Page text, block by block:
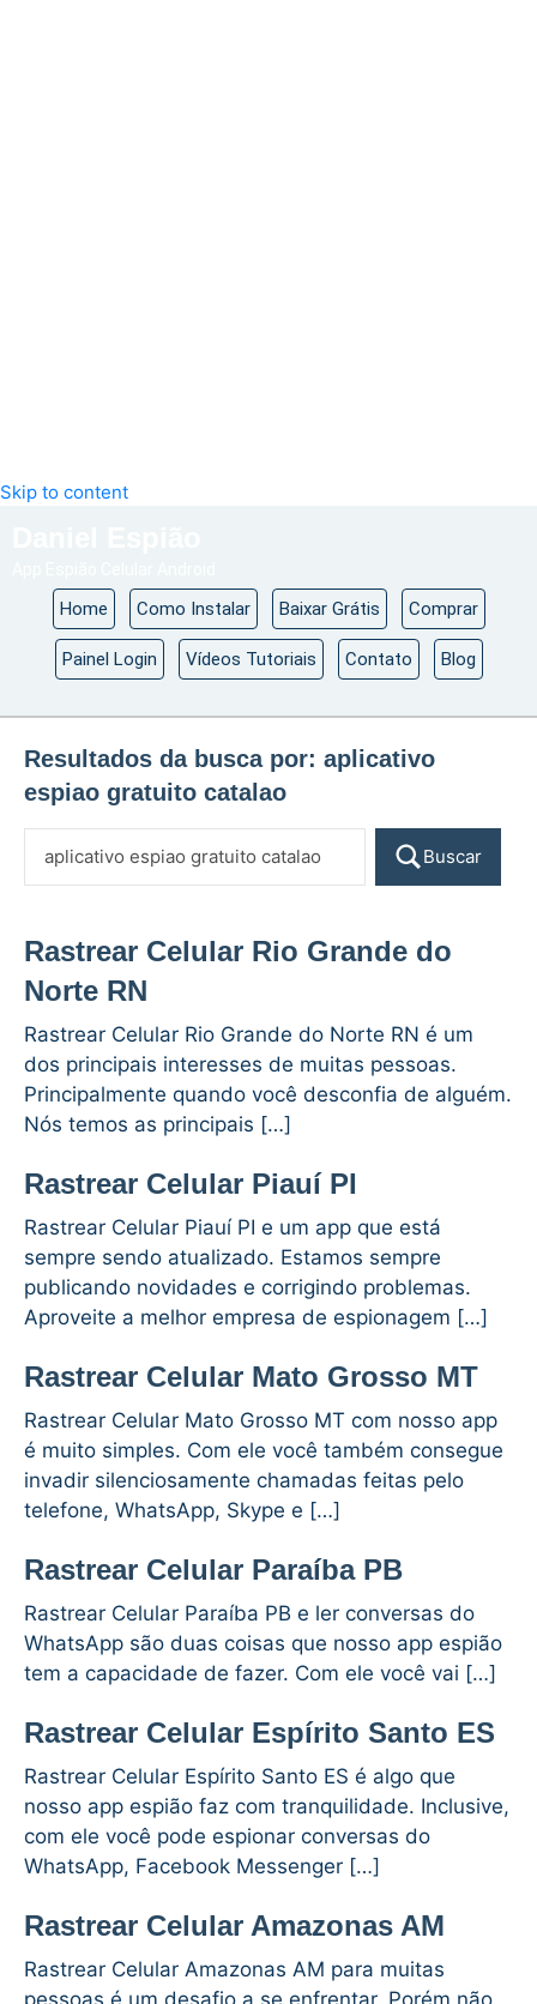
Skip to content
Home Como Instalar Baixar Grátis Comprar
Painel Login Vídeos Tutoriais Contato Blog
Resultados da busca por: aplicativo
espiao gratuito catalao
Buscar
Rastrear Celular Rio Grande do
Norte RN
Rastrear Celular Rio Grande do Norte RN é um
dos principais interesses de muitas pessoas.
Principalmente quando você desconfia de alguém.
Nós temos as principais […]
Rastrear Celular Piauí PI
Rastrear Celular Piauí PI e um app que está
sempre sendo atualizado. Estamos sempre
publicando novidades e corrigindo problemas.
Aproveite a melhor empresa de espionagem […]
Rastrear Celular Mato Grosso MT
Rastrear Celular Mato Grosso MT com nosso app
é muito simples. Com ele você também consegue
invadir silenciosamente chamadas feitas pelo
telefone, WhatsApp, Skype e […]
Rastrear Celular Paraíba PB
Rastrear Celular Paraíba PB e ler conversas do
WhatsApp são duas coisas que nosso app espião
tem a capacidade de fazer. Com ele você vai […]
Rastrear Celular Espírito Santo ES
Rastrear Celular Espírito Santo ES é algo que
nosso app espião faz com tranquilidade. Inclusive,
com ele você pode espionar conversas do
WhatsApp, Facebook Messenger […]
Rastrear Celular Amazonas AM
Rastrear Celular Amazonas AM para muitas
pessoas é um desafio a se enfrentar. Porém não